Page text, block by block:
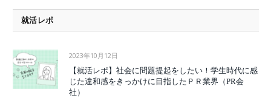
就活レポ
2023年10月12日
【就活レポ】社会に問題提起をしたい！学生時代に感
じた違和感をきっかけに目指したＰＲ業界（PR会
社）